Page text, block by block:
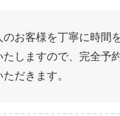
のお客様を丁寧に時間
たしますので、完全予
だきます。